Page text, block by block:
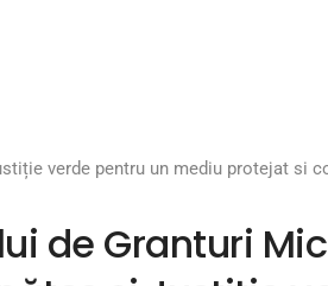
verde pentru un mediu protejat si
de Granturi